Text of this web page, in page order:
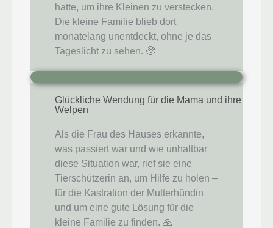
hatte, um ihre Kleinen zu verstecken.
Die kleine Familie blieb dort
monatelang unentdeckt, ohne je das
Tageslicht zu sehen. 🥺
Glückliche Wendung für die Mama und ihre
Welpen
Als die Frau des Hauses erkannte,
was passiert war und wie unhaltbar
diese Situation war, rief sie eine
Tierschützerin an, um Hilfe zu holen –
für die Kastration der Mutterhündin
und um eine gute Lösung für die
kleine Familie zu finden. 🙏